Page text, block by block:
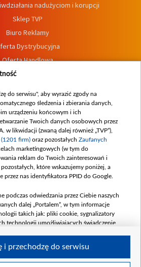
nadużyciom i korupcji
Sklep TVP
Biuro Reklamy
Dystrybucyjna
Oferta Handlowa
Dostępność
zgłoszeń wewnętrznych
do serwisu", aby wyrazić zgody na
śledzenia i zbierania danych,
urządzeniu końcowym i ich
Twoich danych osobowych przez
w likwidacji (zwaną dalej również „TVP”),
(1201 firm) oraz pozostałych Zaufanych
marketingowych (w tym do
reklam do Twoich zainteresowań i
które wskazujemy poniżej, a
przez nas identyfikatora PPID do Google.
podczas odwiedzania przez Ciebie naszych
dalej „Portalem”, w tym informacje
takich jak: pliki cookie, sygnalizatory
technologii umożliwiających świadczenie
i przechodzę do serwisu